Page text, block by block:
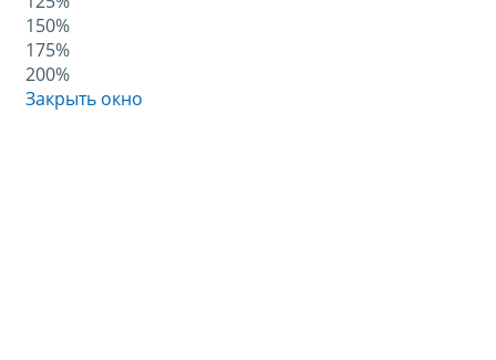
150%
175%
200%
Закрыть окно